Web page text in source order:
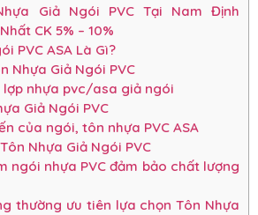
Giả Ngói PVC Tại Nam Định
CK 5% – 10%
PVC ASA Là Gì?
Nhựa Giả Ngói PVC
lợp nhựa pvc/asa giả ngói
Giả Ngói PVC
của ngói, tôn nhựa PVC ASA
Nhựa Giả Ngói PVC
ngói nhựa PVC đảm bảo chất lượng
thường ưu tiên lựa chọn Tôn Nhựa